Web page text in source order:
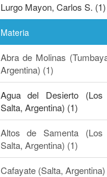
Lurgo Mayon, Carlos S. (1)
Materia
Abra de Molinas
Argentina) (1)
Agua del Desierto (Los
Salta, Argentina) (1)
Altos de Samenta (Los
Salta, Argentina) (1)
Cafayate (Salta, Argentina)